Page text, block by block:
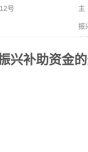
号 主
振
兴补助资金